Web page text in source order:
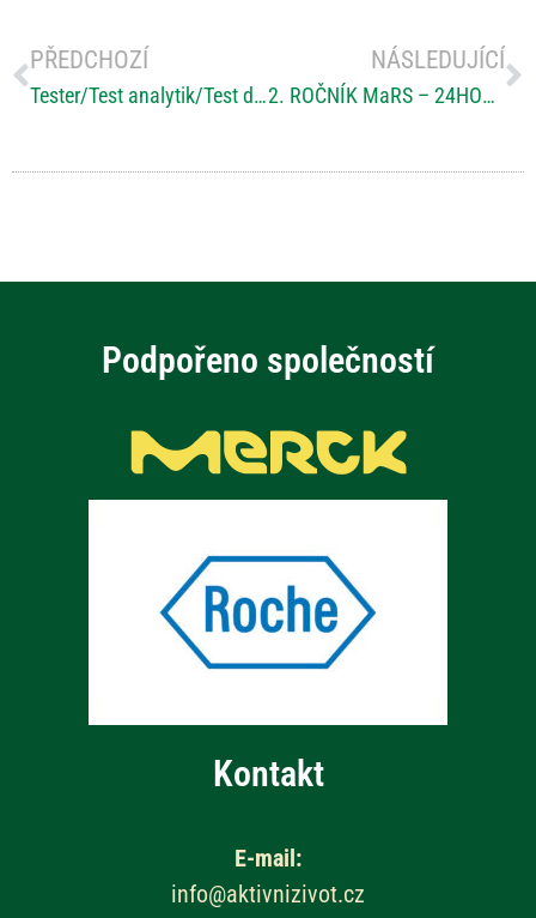
PŘEDCHOZÍ
Tester/Test analytik/Test designer – „Ref. číslo 0113“
NÁSLEDUJÍCÍ
2. ROČNÍK MaRS – 24HODINOVÝ MARATON S ROZTROUŠENOU SKLERÓZOU
Podpořeno společností
Kontakt
E-mail:
info@aktivnizivot.cz